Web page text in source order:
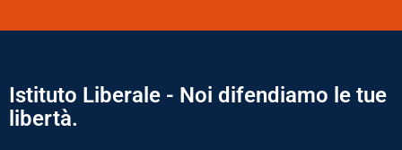
Istituto Liberale - Noi difendiamo le tue
libertà.